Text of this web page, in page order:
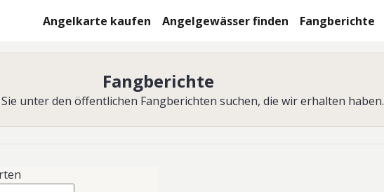
Angelkarte kaufen Angelgewässer finden Fangberichte
Fangberichte
unter den öffentlichen Fangberichten suchen, die wir erhalten haben.